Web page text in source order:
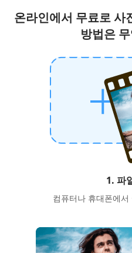
온라인에서 무료로 사
방법은
1. 파
컴퓨터나 휴대폰에